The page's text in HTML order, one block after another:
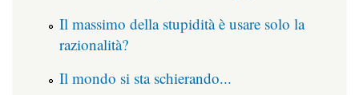
Il massimo della stupidità è usare solo la
razionalità?
Il mondo si sta schierando...